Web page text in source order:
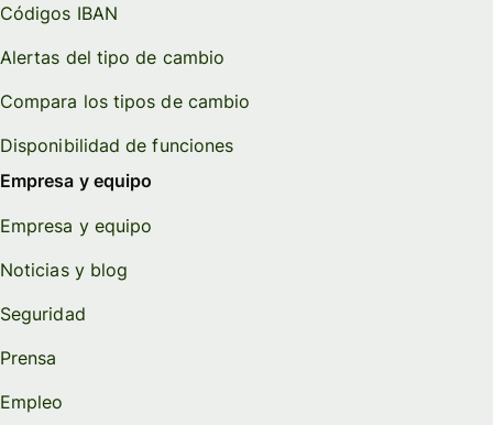
Códigos IBAN
Alertas del tipo de cambio
Compara los tipos de cambio
Disponibilidad de funciones
Empresa y equipo
Empresa y equipo
Noticias y blog
Seguridad
Prensa
Empleo